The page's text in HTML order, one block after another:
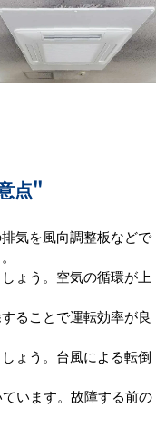
点"
気を風向調整板などで
ょう。空気の循環が上
ることで運転効率が良
ょう。台風による転倒
います。故障する前の